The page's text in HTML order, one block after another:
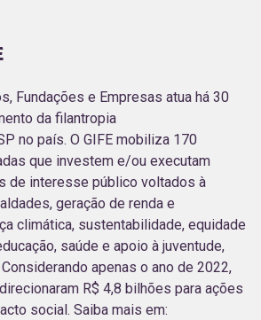
Fundações e Empresas atua há 30
da filantropia
no país. O GIFE mobiliza 170
que investem e/ou executam
de interesse público voltados à
geração de renda e
climática, sustentabilidade, equidade
saúde e apoio à juventude,
apenas o ano de 2022,
R$ 4,8 bilhões para ações
social. Saiba mais em: